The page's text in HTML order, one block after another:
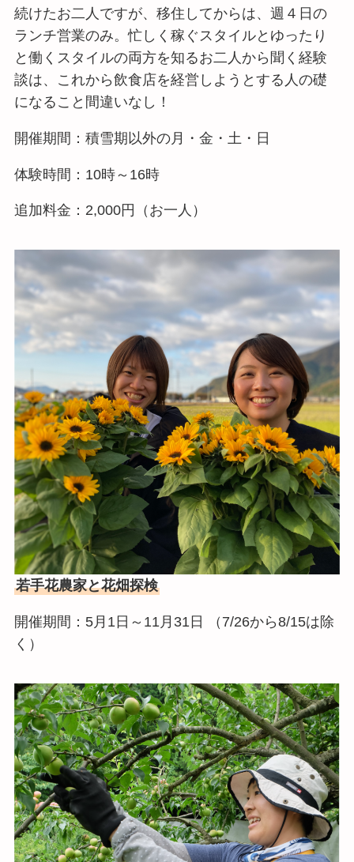
続けたお二人ですが、移住してからは、週４日の
ランチ営業のみ。忙しく稼ぐスタイルとゆったり
と働くスタイルの両方を知るお二人から聞く経験
談は、これから飲食店を経営しようとする人の礎
になること間違いなし！
開催期間：積雪期以外の月・金・土・日
体験時間：10時～16時
追加料金：2,000円（お一人）
若手花農家と花畑探検
開催期間：5月1日～11月31日 （7/26から8/15は除
く）